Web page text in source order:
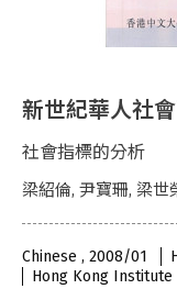
新世紀華人社
社會指標的分析
梁紹倫, 尹寶珊, 梁世
Chinese , 2008/01
Hong Kong Institute